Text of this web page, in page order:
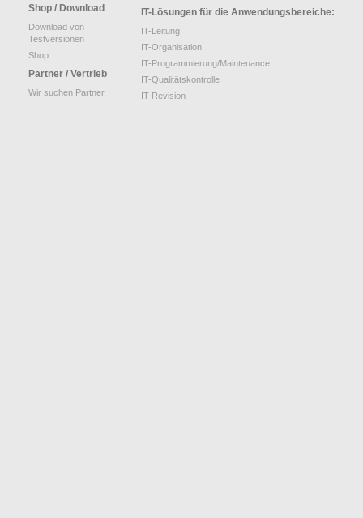
Shop / Download
Download von
Testversionen
Shop
Partner / Vertrieb
Wir suchen Partner
IT-Lösungen für die Anwendungsbereiche:
IT-Leitung
IT-Organisation
IT-Programmierung/Maintenance
IT-Qualitätskontrolle
IT-Revision